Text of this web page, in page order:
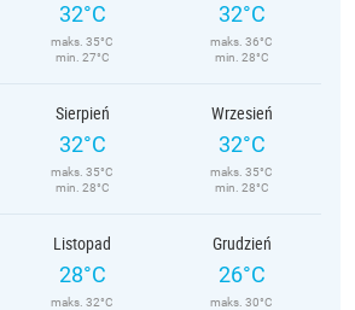
32°C
maks. 35°C
min. 27°C
32°C
maks. 36°C
min. 28°C
Sierpień
32°C
maks. 35°C
min. 28°C
Wrzesień
32°C
maks. 35°C
min. 28°C
Listopad
28°C
maks. 32°C
Grudzień
26°C
maks. 30°C